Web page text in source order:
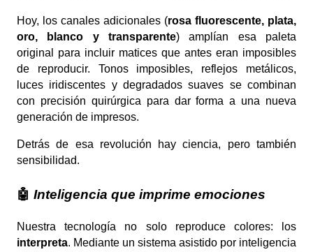
Hoy, los canales adicionales (rosa fluorescente, plata,
oro, blanco y transparente) amplían esa paleta
original para incluir matices que antes eran imposibles
de reproducir. Tonos imposibles, reflejos metálicos,
luces iridiscentes y degradados suaves se combinan
con precisión quirúrgica para dar forma a una nueva
generación de impresos.
Detrás de esa revolución hay ciencia, pero también
sensibilidad.
🤖 Inteligencia que imprime emociones
Nuestra tecnología no solo reproduce colores: los
interpreta. Mediante un sistema asistido por inteligencia